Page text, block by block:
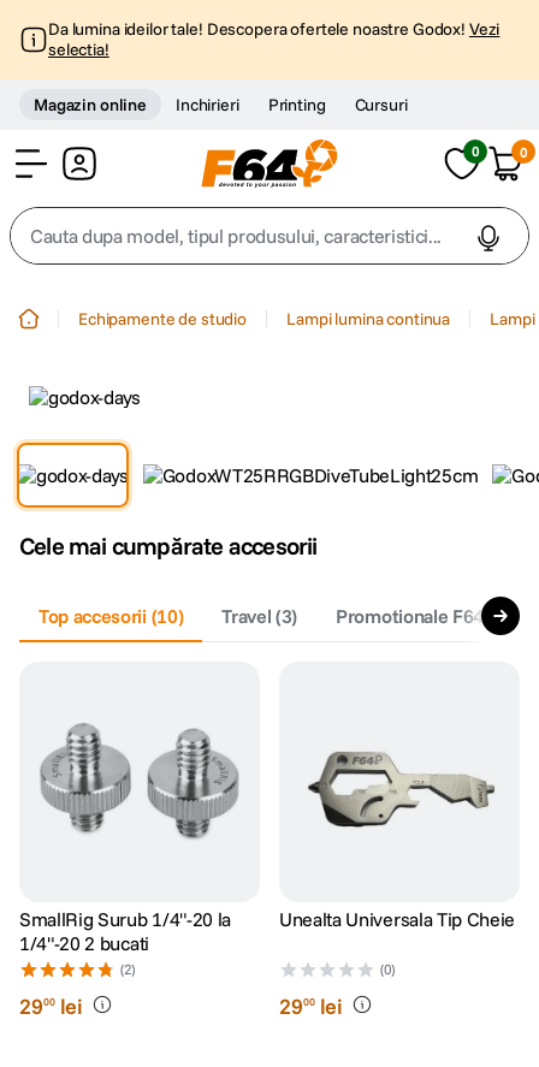
Da lumina ideilor tale! Descopera ofertele noastre Godox! Vezi
selectia!
Magazin online Inchirieri Printing Cursuri
0 0
Cauta dupa model, tipul produsului, caracteristici...
3. trepied telefon
peak design
lavaliera
8 ulanzi
insta 360
Echipamente de studio Lampi lumina continua
Cele mai cumpărate accesorii
Top accesorii (10) Travel (3) Promotionale F64 (1)
SmallRig Surub 1/4"-20 la
1/4"-20 2 bucati
(2)
2900 lei
Unealta Universala Tip Cheie
(0)
2900 lei